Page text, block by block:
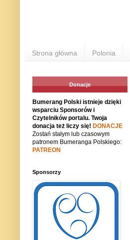
Strona główna Polonia
Donacje
Bumerang Polski istnieje dzięki
wsparciu Sponsorów i
Czytelników portalu. Twoja
donacja też liczy się! DONACJE
Zostań stałym lub czasowym
patronem Bumeranga Polskiego:
PATREON
Sponsorzy